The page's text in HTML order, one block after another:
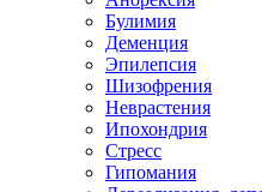
Булимия
Деменция
Эпилепсия
Шизофрения
Неврастения
Ипохондрия
Стресс
Гипомания